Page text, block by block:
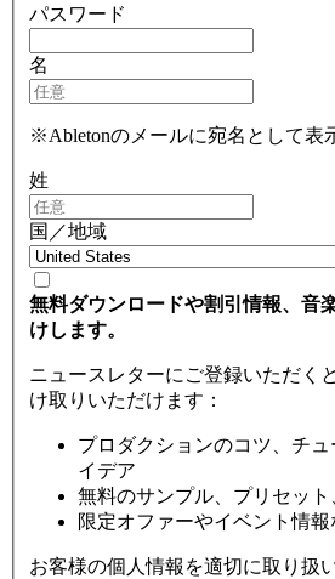
パスワード
名
※Abletonのメールに宛名として表
姓
国／地域
無料ダウンロードや割引情報、音
けします。
ニュースレターにご登録いただく
け取りいただけます：
プロダクションのコツ、チ
イデア
無料のサンプル、プリセット
限定オファーやイベント情報
お客様の個人情報を適切に取り扱